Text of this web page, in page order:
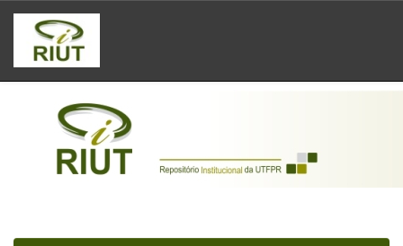
Skip
navigation